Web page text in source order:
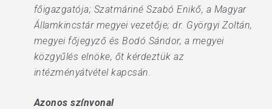
főigazgatója; Szatmáriné Szabó Enikő, a Magyar
Államkincstár megyei vezetője; dr. Györgyi Zoltán,
megyei főjegyző és Bodó Sándor, a megyei
közgyűlés elnöke, őt kérdeztük az
intézményátvétel kapcsán.
Azonos színvonal